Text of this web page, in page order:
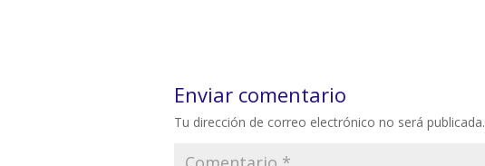
Enviar comentario
Tu dirección de correo electrónico no será publicada.